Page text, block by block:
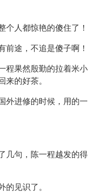
个人都惊艳的傻住了！
前途，不追是傻子啊！
程果然殷勤的拉着米小
来的好茶。
外进修的时候，用的一
几句，陈一程越发的得
的见识了。